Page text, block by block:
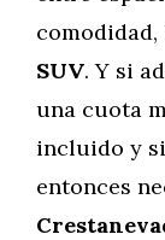
SUV. Y si
una cuota
incluido y
entonces